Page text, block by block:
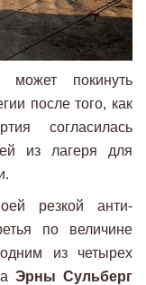
может покинуть
после того, как
согласилась
из лагеря для
резкой анти-
по величине
из четырех
Эрны Сульберг